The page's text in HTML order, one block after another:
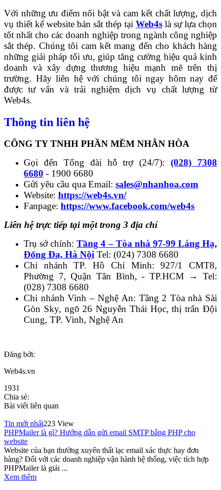
Với những ưu điểm nổi bật và cam kết chất lượng, dịch
vụ thiết kế website bán sắt thép tại Web4s là sự lựa chọn
tốt nhất cho các doanh nghiệp trong ngành công nghiệp
sắt thép. Chúng tôi cam kết mang đến cho khách hàng
những giải pháp tối ưu, giúp tăng cường hiệu quả kinh
doanh và xây dựng thương hiệu mạnh mẽ trên thị
trường. Hãy liên hệ với chúng tôi ngay hôm nay để
được tư vấn và trải nghiệm dịch vụ chất lượng từ
Web4s.
Thông tin liên hệ
CÔNG TY TNHH PHẦN MỀM NHÂN HÒA
Gọi đến Tổng đài hỗ trợ (24/7):(028) 7308
6680 - 1900 6680
Gửi yêu cầu qua Email: sales@nhanhoa.com
Website: https://web4s.vn/
Fanpage: https://www.facebook.com/web4s
Liên hệ trực tiếp tại một trong 3 địa chỉ
Trụ sở chính:Tầng 4 – Tòa nhà 97-99 Láng Hạ,
Đống Đa, Hà Nội Tel: (024) 7308 6680
Chi nhánh TP. Hồ Chí Minh: 927/1 CMT8,
Phường 7, Quận Tân Bình, - TP.HCM → Tel:
(028) 7308 6680
Chi nhánh Vinh – Nghệ An: Tầng 2 Tòa nhà Sài
Gòn Sky, ngõ 26 Nguyễn Thái Học, thị trấn Đội
Cung, TP. Vinh, Nghệ An
Đăng bởi:
Web4s.vn
1931
Chia sẻ:
Bài viết liên quan
Tin mới nhất223 View
PHPMailer là gì? Hướng dẫn gửi email SMTP bằng PHP cho
website
Website của bạn thường xuyên thất lạc email xác thực hay đơn
hàng? Đối với các doanh nghiệp vận hành hệ thống, việc tích hợp
PHPMailer là giải ...
Xem thêm